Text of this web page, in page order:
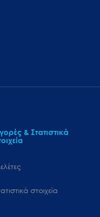
& Στατιστικά
στοιχεία